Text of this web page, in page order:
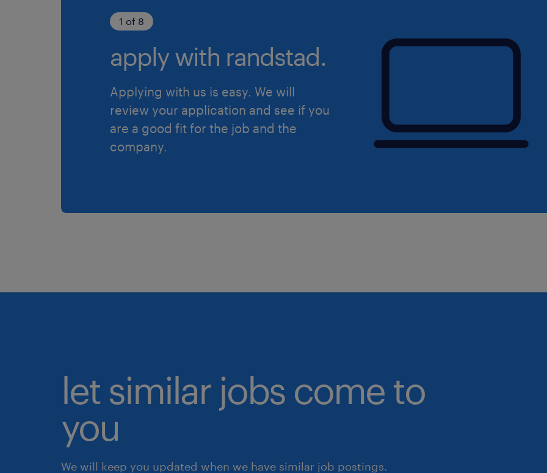
team dat investeert in de
Uiteraard staat deze vacature open
hierin herkent.
1 of 8
apply with randstad.
Applying with us is easy. We will
review your application and see if you
are a good fit for the job and the
company.
let similar jobs come to
you
We will keep you updated when we have similar job postings.